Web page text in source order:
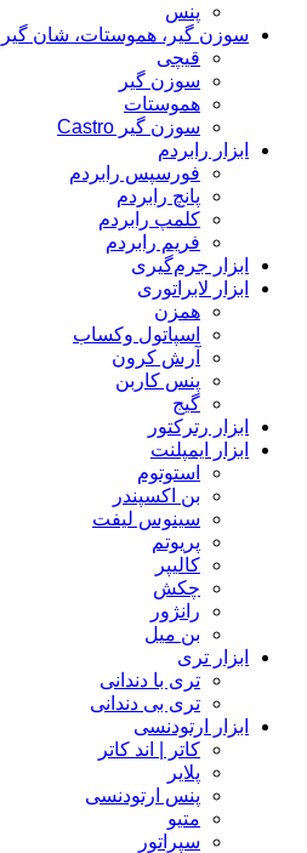
پنس
سوزن گیر، هموستات، شان گیر
قیچی
سوزن گیر
هموستات
سوزن گیر Castro
ابزار رابردم
فورسپس رابردم
پانچ رابردم
کلمپ رابردم
فریم رابردم
ابزار جرم‌گیری
ابزار لابراتوری
همزن
اسپاتول وکساب
آرش کرون
پنس کاربن
گیج
ابزار رترکتور
ابزار ایمپلنت
استوتوم
بن اکسپندر
سینوس لیفت
پریوتم
کالیپر
چکش
رانژور
بن میل
ابزار تری
تری با دندانی
تری بی دندانی
ابزار ارتودنسی
کاتر | اند کاتر
پلایر
پنس ارتودنسی
متیو
سپراتور